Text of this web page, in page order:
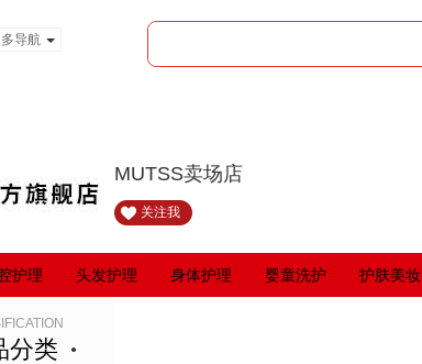
导航
MUTSS卖场店
关注我
护理 头发护理 身体护理 婴童洗护 护肤美妆
分类